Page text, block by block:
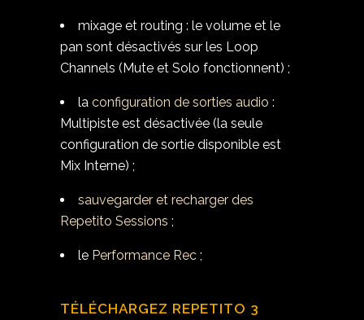
mixage et routing : le volume et le
pan sont désactivés sur les Loop
Channels (Mute et Solo fonctionnent) ;
la configuration de sorties audio :
Multipiste est désactivée (la seule
configuration de sortie disponible est
Mix Interne) ;
sauvegarder et recharger des
Repetito Sessions ;
le Performance Rec ;
TÉLÉCHARGEZ REPETITO 3